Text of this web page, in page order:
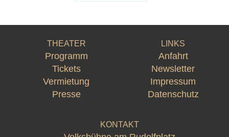
THEATER
Programm
Tickets
Vermietung
Presse
LINKS
Anfahrt
Newsletter
Impressum
Datenschutz
KONTAKT